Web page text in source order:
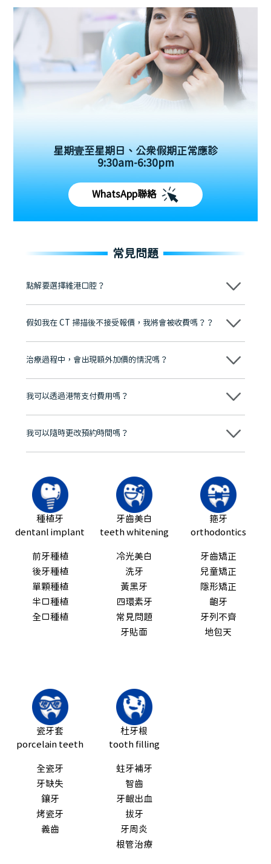
星期壹至星期日、公眾假期正常應診
9:30am-6:30pm
WhatsApp聯絡
常見問題
點解要選擇維港口腔？
維港口腔踐行「醫道濟世」的大學校訓，各分院匯聚來自香港、內地的
牌」、「2025香港企業領袖品牌」，是諾貝爾種植系統全球放心植牙中
至今已服務超過三十個國家和地區的顧客，受到粵港澳大灣區及周邊城
市市民極高的口碑評價及信任推薦 珠海、深圳設有八大分院，香港亦設
有咨詢及服務保障中心，有任何問題都可以隨時預約免費咨詢，讓人十
假如我在 CT 掃描後不接受報價，我將會被收費嗎？？
不會！只要未開始實際服務之前，你不會被收取任何費用。
治療過程中，會出現額外加價的情況嗎？
不會，治療前我們會詳細說明治療方案及對應的價錢，顧客同意並簽字
我可以透過港幣支付費用嗎？
可以。維港口腔會按照當日匯率轉算收取費用，而匯率會及時告知客人
我可以隨時更改預約時間嗎？
可以，請盡早通過wechat或whatsapp聯絡我們，告知我們你原本預約
種植牙
dentanl implant
前牙種植
後牙種植
單顆種植
半口種植
全口種植
牙齒美白
teeth whitening
冷光美白
洗牙
黃黑牙
四環素牙
常見問題
牙貼面
箍牙
orthodontics
牙齒矯正
兒童矯正
隱形矯正
齙牙
牙列不齊
地包天
瓷牙套
porcelain teeth
全瓷牙
牙缺失
鑲牙
烤瓷牙
義齒
杜牙根
tooth filling
蛀牙補牙
智齒
牙齦出血
拔牙
牙周炎
根管治療